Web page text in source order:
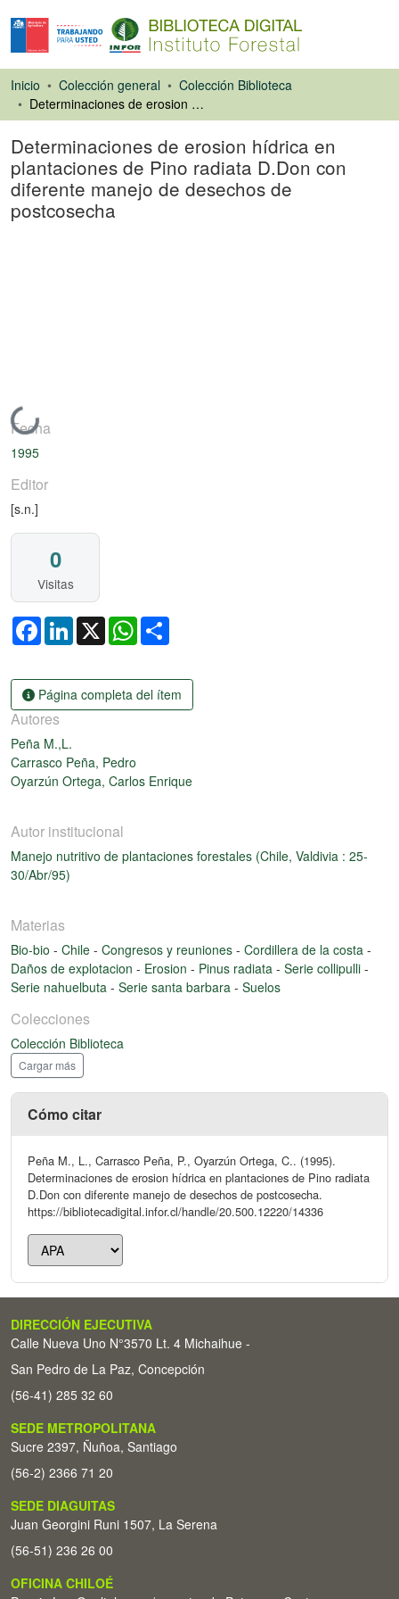
Inicio Colección general
Colección Biblioteca
Determinaciones de erosion hídrica en plantaciones de Pino radiata D.Don con diferente manejo de desechos de postcosecha
Determinaciones de erosion hídrica en
plantaciones de Pino radiata D.Don con
diferente manejo de desechos de
postcosecha
Cargando...
Fecha
1995
Editor
[s.n.]
0
Visitas
FacebookLinkedIn
X WhatsApp
Página completa del ítem
Autores
Peña M.,L.
Carrasco Peña, Pedro
Oyarzún Ortega, Carlos Enrique
Autor institucional
Manejo nutritivo de plantaciones forestales (Chile, Valdivia : 25-
30/Abr/95)
Materias
Bio-bio - Chile - Congresos y reuniones - Cordillera de la costa -
Daños de explotacion - Erosion - Pinus radiata - Serie collipulli -
Serie nahuelbuta - Serie santa barbara - Suelos
Colecciones
Colección Biblioteca
Cargar más
Cómo citar
Peña M., L., Carrasco Peña, P., Oyarzún Ortega, C.. (1995).
Determinaciones de erosion hídrica en plantaciones de Pino radiata
D.Don con diferente manejo de desechos de postcosecha.
https://bibliotecadigital.infor.cl/handle/20.500.12220/14336
DIRECCIÓN EJECUTIVA
Calle Nueva Uno N°3570 Lt. 4 Michaihue -
San Pedro de La Paz, Concepción
(56-41) 285 32 60
SEDE METROPOLITANA
Sucre 2397, Ñuñoa, Santiago
(56-2) 2366 71 20
SEDE DIAGUITAS
Juan Georgini Runi 1507, La Serena
(56-51) 236 26 00
OFICINA CHILOÉ